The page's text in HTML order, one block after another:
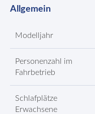
Allgemein
Modelljahr
Personenzahl im
Fahrbetrieb
Schlafplätze
Erwachsene